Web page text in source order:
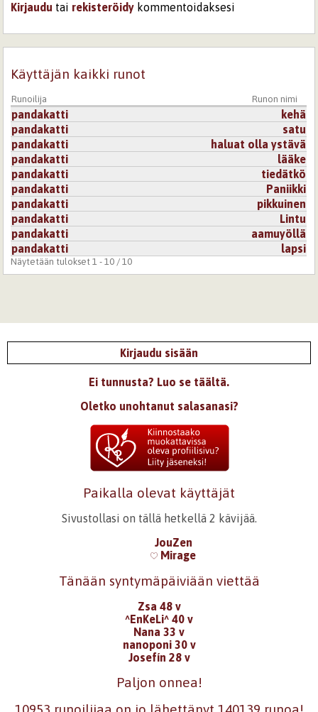
Kirjaudu tai rekisteröidy kommentoidaksesi
Käyttäjän kaikki runot
Runoilija Runon nimi
pandakatti
kehä
pandakatti
satu
pandakatti
haluat olla ystävä
pandakatti
lääke
pandakatti
tiedätkö
pandakatti
Paniikki
pandakatti
pikkuinen
pandakatti
Lintu
pandakatti
aamuyöllä
pandakatti
lapsi
Näytetään tulokset 1 - 10 / 10
Kirjaudu sisään
Ei tunnusta? Luo se täältä.
Oletko unohtanut salasanasi?
Paikalla olevat käyttäjät
Sivustollasi on tällä hetkellä 2 kävijää.
JouZen
Mirage
Tänään syntymäpäiviään viettää
Zsa 48 v
^EnKeLi^ 40 v
Nana 33 v
nanoponi 30 v
Josefín 28 v
Paljon onnea!